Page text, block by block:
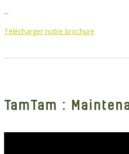
...
Télécharger notre brochure
TamTam :